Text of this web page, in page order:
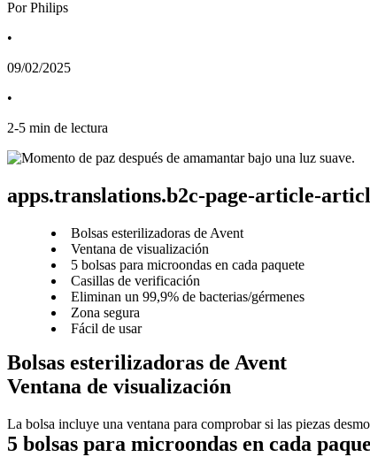
Por Philips
•
09/02/2025
•
2-5 min de lectura
apps.translations.b2c-page-article-
Bolsas esterilizadoras de Avent
Ventana de visualización
5 bolsas para microondas en cada paquete
Casillas de verificación
Eliminan un 99,9% de bacterias/gérmenes
Zona segura
Fácil de usar
Bolsas esterilizadoras de Avent
Ventana de visualización
La bolsa incluye una ventana para comprobar si las piezas
5 bolsas para microondas en cada